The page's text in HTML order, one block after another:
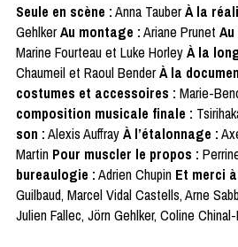
Seule en scène :Anna TauberÀ la
GehlkerAu montage :Ariane Prunet
Marine Fourteau et Luke HorleyÀ la
Chaumeil et Raoul BenderÀ la
costumes et accessoires : Marie-
composition musicale finale :
son :Alexis AuffrayÀ l’étalonnage :
Martin Pour muscler le propos :
bureaulogie :Adrien Chupin Et merci à
Guilbaud, Marcel Vidal Castells, Arne
Julien Fallec, Jörn Gehlker, Coline